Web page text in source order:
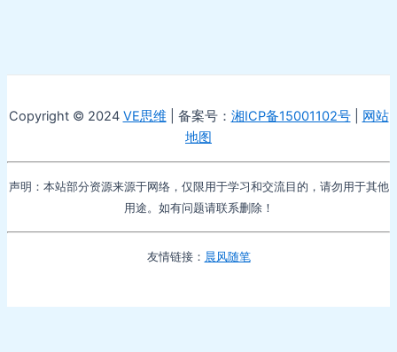
Copyright © 2024 VE思维 | 备案号： 湘ICP备15001102号| 网站
地图
声明：本站部分资源来源于网络，仅限用于学习和交流目的，请勿用于其他
用途。如有问题请联系删除！
友情链接： 晨风随笔